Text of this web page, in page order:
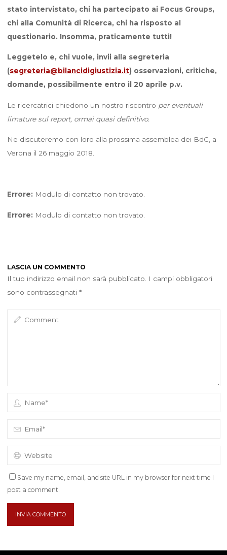
stato intervistato, chi ha partecipato ai Focus Groups,
chi alla Comunità di Ricerca, chi ha risposto al
questionario. Insomma, praticamente tutti!
Leggetelo e, chi vuole, invii alla segreteria
(segreteria@bilancidigiustizia.it) osservazioni, critiche,
domande, possibilmente entro il 20 aprile p.v.
Le ricercatrici chiedono un nostro riscontro per eventuali
limature sul report, ormai quasi definitivo.
Ne discuteremo con loro alla prossima assemblea dei BdG, a
Verona il 26 maggio 2018.
Errore: Modulo di contatto non trovato.
Errore: Modulo di contatto non trovato.
LASCIA UN COMMENTO
Il tuo indirizzo email non sarà pubblicato.
I campi obbligatori
sono contrassegnati *
Save my name, email, and site URL in my browser for next time I
post a comment.